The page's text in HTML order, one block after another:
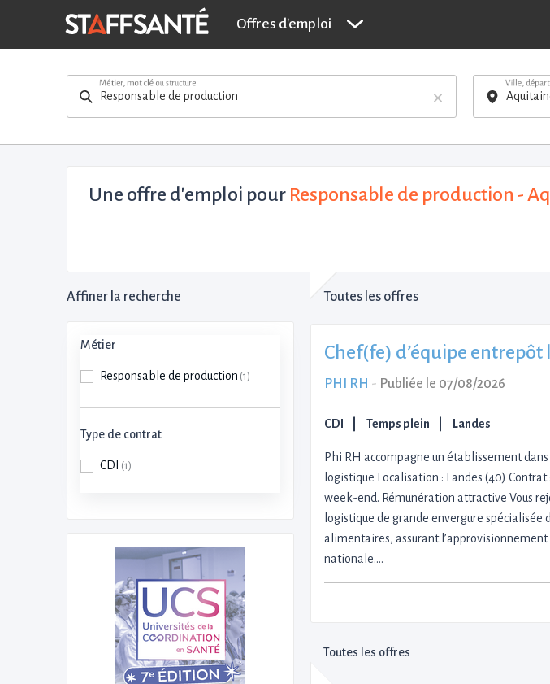
Offres d'emploi
×
Métier, mot clé ou structure Ville,
Une offre d'emploi pour Responsable de production -
Affiner la recherche
Métier
Responsable de production (1)
Type de contrat
CDI (1)
Toutes les offres
Chef(fe) d’équipe entrepôt
PHI RH - Publiée le 07/08/2026
CDI Temps plein Landes
Phi RH accompagne un établissement
logistique Localisation : Landes (40)
week-end. Rémunération attractive Vous
logistique de grande envergure
alimentaires, assurant l’approvisionnement
nationale.…
Toutes les offres